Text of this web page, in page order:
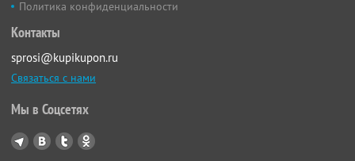
Политика конфиденциальности
Контакты
sprosi@kupikupon.ru
Связаться с нами
Мы в Соцсетях